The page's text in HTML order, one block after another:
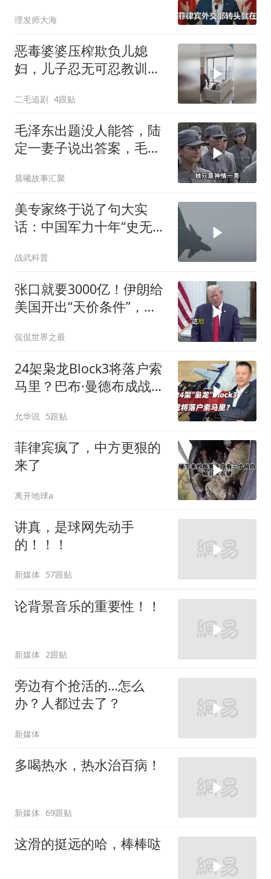
理发师大海
恶毒婆婆压榨欺负儿媳
妇，儿子忍无可忍教训母
二毛追剧 4跟贴
毛泽东出题没人能答，陆
定一妻子说出答案，毛主
晨曦故事汇聚
美专家终于说了句大实
话：中国军力十年“史无前
住了
战武科普
张口就要3000亿！伊朗给
美国开出“天价条件”，特
侃侃世界之最
24架枭龙Block3将落户索
马里？巴布·曼德布成战略
允华说 5跟贴
菲律宾疯了，中方更狠的
来了
离开地球a
讲真，是球网先动手
的！！！
新媒体 57跟贴
论背景音乐的重要性！！
新媒体 2跟贴
旁边有个抢活的…怎么
办？人都过去了？
新媒体
多喝热水，热水治百病！
新媒体 69跟贴
这滑的挺远的哈，棒棒哒